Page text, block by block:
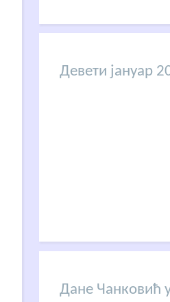
Девети јануар
Дане Чанковић